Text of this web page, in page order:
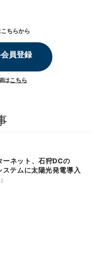
ちらから
員登録
はこちら
ーネット、石狩DCの
ステムに太陽光発電導入